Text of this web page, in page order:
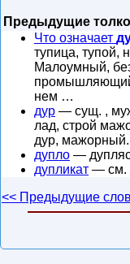
Предыдущие
Что означает
тупица, тупой,
Малоумный,
промышляющий
нем …
дур — сущ. ,
лад, строй
дур, мажорный.
дупло —
дупликат — см.
<< Предыдущие